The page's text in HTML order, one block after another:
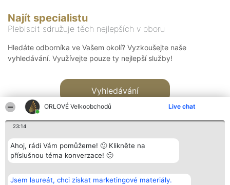
ORLOVÉ Velkoobchodů Live chat
23:14
Ahoj, rádi Vám pomůžeme! 🙂 Klikněte na
příslušnou téma konverzace! 🙂
Jsem laureát, chci získat marketingové materiály.
Najít specialistu
Plebiscit sdružuje těch nejlepších v oboru
Hledáte odborníka ve Vašem okolí? Vyzkoušejte naše
vyhledávání. Využívejte pouze ty nejlepší služby!
Vyhledávání
Bright Side Solutions sp. z o.
o. sp. k.
Vítězové
Seznam všech
Kontakt